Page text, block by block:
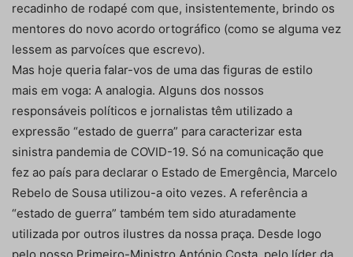
recadinho de rodapé com que, insistentemente, brindo os
mentores do novo acordo ortográfico (como se alguma vez
lessem as parvoíces que escrevo).
Mas hoje queria falar-vos de uma das figuras de estilo
mais em voga: A analogia. Alguns dos nossos
responsáveis políticos e jornalistas têm utilizado a
expressão “estado de guerra” para caracterizar esta
sinistra pandemia de COVID-19. Só na comunicação que
fez ao país para declarar o Estado de Emergência, Marcelo
Rebelo de Sousa utilizou-a oito vezes. A referência a
“estado de guerra” também tem sido aturadamente
utilizada por outros ilustres da nossa praça. Desde logo